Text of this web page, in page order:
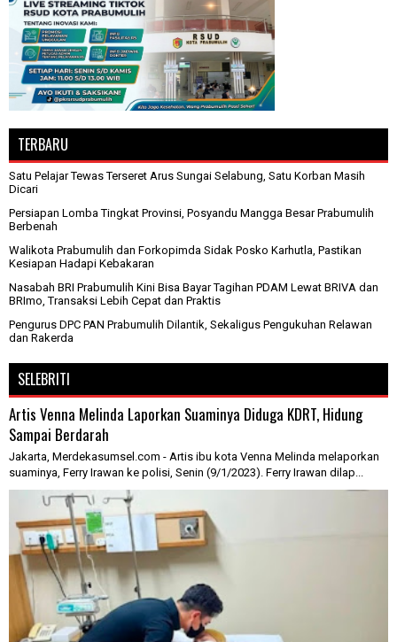
TERBARU
Satu Pelajar Tewas Terseret Arus Sungai Selabung, Satu Korban Masih
Dicari
Persiapan Lomba Tingkat Provinsi, Posyandu Mangga Besar Prabumulih
Berbenah
Walikota Prabumulih dan Forkopimda Sidak Posko Karhutla, Pastikan
Kesiapan Hadapi Kebakaran
Nasabah BRI Prabumulih Kini Bisa Bayar Tagihan PDAM Lewat BRIVA dan
BRImo, Transaksi Lebih Cepat dan Praktis
Pengurus DPC PAN Prabumulih Dilantik, Sekaligus Pengukuhan Relawan
dan Rakerda
SELEBRITI
Artis Venna Melinda Laporkan Suaminya Diduga KDRT, Hidung
Sampai Berdarah
Jakarta, Merdekasumsel.com - Artis ibu kota Venna Melinda melaporkan
suaminya, Ferry Irawan ke polisi, Senin (9/1/2023). Ferry Irawan dilap...